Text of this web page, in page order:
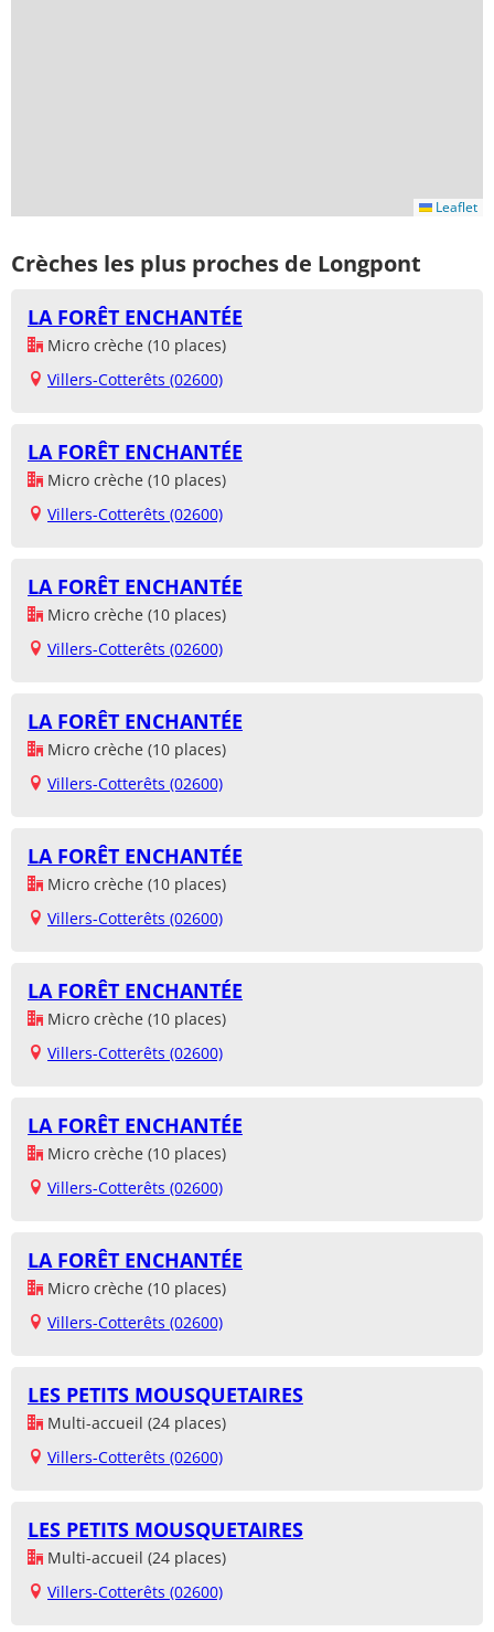
Leaflet
Crèches les plus proches de Longpont
LA FORÊT ENCHANTÉE
Micro crèche (10 places)
Villers-Cotterêts (02600)
LA FORÊT ENCHANTÉE
Micro crèche (10 places)
Villers-Cotterêts (02600)
LA FORÊT ENCHANTÉE
Micro crèche (10 places)
Villers-Cotterêts (02600)
LA FORÊT ENCHANTÉE
Micro crèche (10 places)
Villers-Cotterêts (02600)
LA FORÊT ENCHANTÉE
Micro crèche (10 places)
Villers-Cotterêts (02600)
LA FORÊT ENCHANTÉE
Micro crèche (10 places)
Villers-Cotterêts (02600)
LA FORÊT ENCHANTÉE
Micro crèche (10 places)
Villers-Cotterêts (02600)
LA FORÊT ENCHANTÉE
Micro crèche (10 places)
Villers-Cotterêts (02600)
LES PETITS MOUSQUETAIRES
Multi-accueil (24 places)
Villers-Cotterêts (02600)
LES PETITS MOUSQUETAIRES
Multi-accueil (24 places)
Villers-Cotterêts (02600)